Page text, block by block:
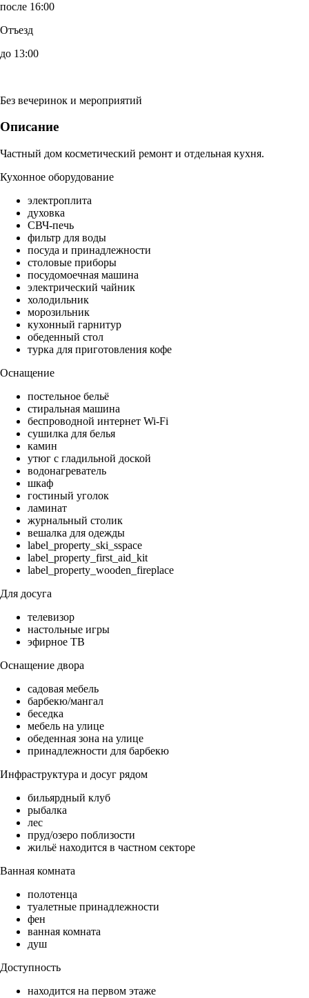
после 16:00
Отъезд
до 13:00
Без вечеринок и мероприятий
Описание
Частный дом косметический ремонт и отдельная кухня.
Кухонное оборудование
электроплита
духовка
СВЧ-печь
фильтр для воды
посуда и принадлежности
столовые приборы
посудомоечная машина
электрический чайник
холодильник
морозильник
кухонный гарнитур
обеденный стол
турка для приготовления кофе
Оснащение
постельное бельё
стиральная машина
беспроводной интернет Wi-Fi
сушилка для белья
камин
утюг с гладильной доской
водонагреватель
шкаф
гостиный уголок
ламинат
журнальный столик
вешалка для одежды
label_property_ski_sspace
label_property_first_aid_kit
label_property_wooden_fireplace
Для досуга
телевизор
настольные игры
эфирное ТВ
Оснащение двора
садовая мебель
барбекю/мангал
беседка
мебель на улице
обеденная зона на улице
принадлежности для барбекю
Инфраструктура и досуг рядом
бильярдный клуб
рыбалка
лес
пруд/озеро поблизости
жильё находится в частном секторе
Ванная комната
полотенца
туалетные принадлежности
фен
ванная комната
душ
Доступность
находится на первом этаже